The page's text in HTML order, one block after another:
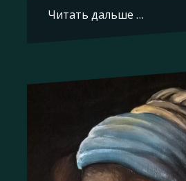
Читать дальше …